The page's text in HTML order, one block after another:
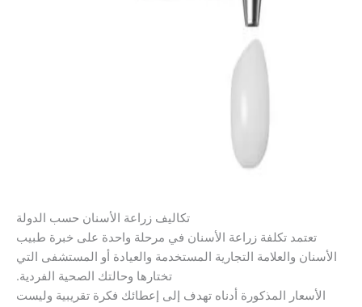
تكاليف زراعة الأسنان حسب الدولة
تكلفة زراعة الأسنان في مرحلة واحدة على خبرة طبيب
والعلامة التجارية المستخدمة والعيادة أو المستشفى التي
تختارها وحالتك الصحية الفردية.
المذكورة أدناه تهدف إلى إعطائك فكرة تقريبية وليست